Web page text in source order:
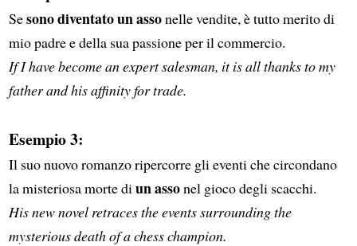
Sesono diventato un assonelle vendite, è tutto merito di
mio padre e della sua passione per il commercio.
If I have become an expert salesman, it is all thanks to my
father and his affinity for trade.
Esempio 3:
Il suo nuovo romanzo ripercorre gli eventi che circondano
la misteriosa morte di un assonel gioco degli scacchi.
His new novel retraces the events surrounding the
mysterious death of a chess champion.